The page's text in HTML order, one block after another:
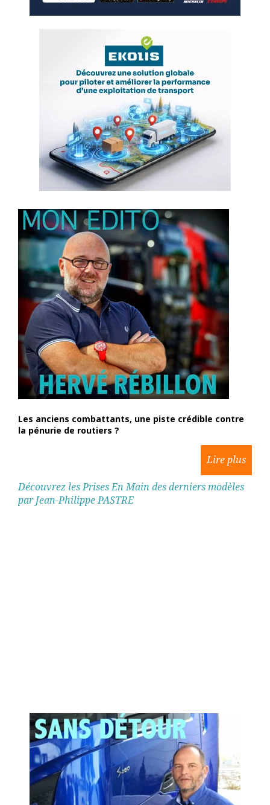
Les anciens combattants, une piste crédible contre
la pénurie de routiers ?
Découvrez les Prises En Main des derniers modèles
par Jean-Philippe PASTRE